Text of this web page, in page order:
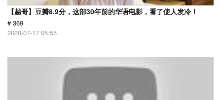
【越哥】豆瓣8.9分，这部30年前的华语电影，看了使人发冷！
# 369
2020-07-17 05:55